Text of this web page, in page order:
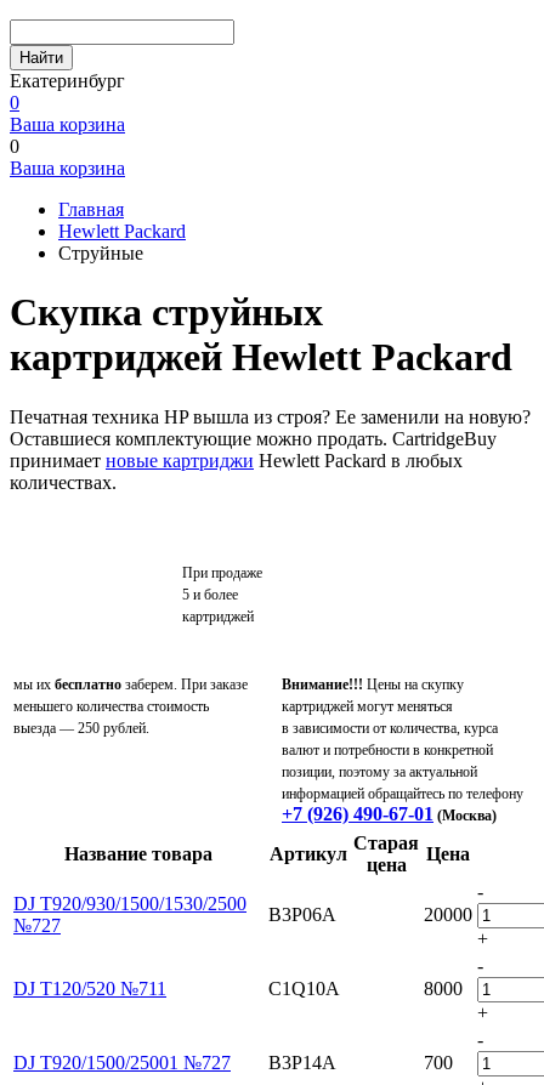
Найти
Екатеринбург
0
Ваша корзина
0
Ваша корзина
Главная
Hewlett Packard
Струйные
Скупка струйных
картриджей Hewlett Packard
Печатная техника HP вышла из строя? Ее заменили на новую?
Оставшиеся комплектующие можно продать. CartridgeBuy
принимает новые картриджи Hewlett Packard в любых
количествах.
При продаже
5 и более
картриджей
мы их бесплатно заберем. При заказе
меньшего количества стоимость
выезда — 250 рублей.
Внимание!!! Цены на скупку
картриджей могут меняться
в зависимости от количества, курса
валют и потребности в конкретной
позиции, поэтому за актуальной
информацией обращайтесь по телефону
+7 (926) 490-67-01 (Москва)
Название товара Артикул
Старая
цена
Цена
DJ T920/930/1500/1530/2500
№727
B3P06A 20000
-
+
DJ T120/520 №711 C1Q10A 8000
-
+
DJ T920/1500/25001 №727 B3P14A 700
-